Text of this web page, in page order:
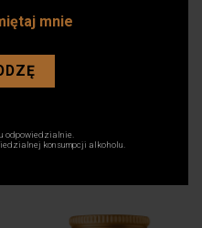
mnie
odpowiedzialnie.
konsumpcji alkoholu.